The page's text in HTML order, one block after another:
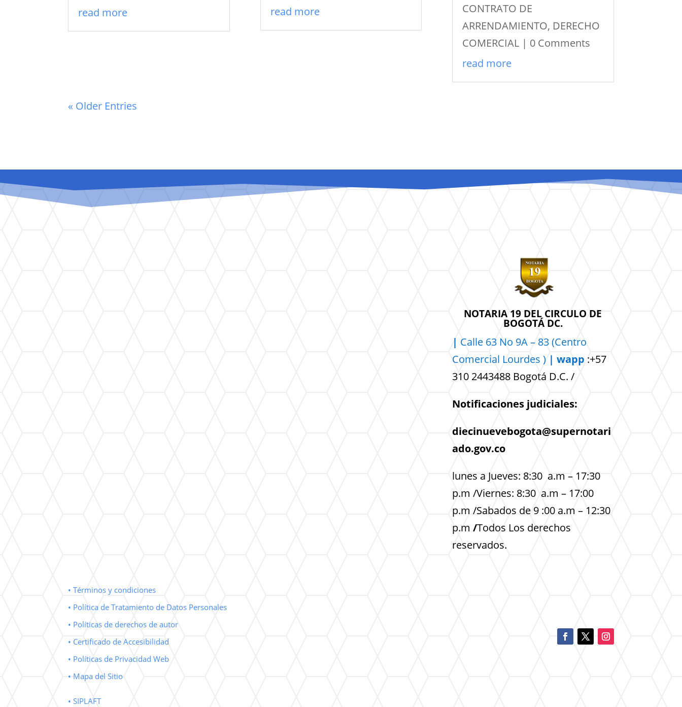
read more
read more
CONTRATO DE
ARRENDAMIENTO, DERECHO
COMERCIAL| 0 Comments
read more
« Older Entries
NOTARIA 19 DEL CIRCULO DE
BOGOTÁ DC.
| Calle 63 No 9A – 83 (Centro
Comercial Lourdes ) | wapp :+57
310 2443488 Bogotá D.C. /
Notificaciones judiciales:
diecinuevebogota@supernotari
ado.gov.co
lunes a Jueves: 8:30 a.m – 17:30
p.m /Viernes: 8:30 a.m – 17:00
p.m /Sabados de 9 :00 a.m – 12:30
p.m /Todos Los derechos
reservados.
• Términos y condiciones
• Política de Tratamiento de Datos Personales
• Políticas de derechos de autor
• Certificado de Accesibilidad
• Políticas de Privacidad Web
• Mapa del Sitio
• SIPLAFT